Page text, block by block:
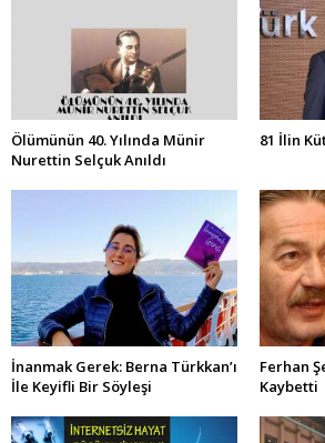
Ölümünün 40. Yılında Münir
Nurettin Selçuk Anıldı
81 İlin
İnanmak Gerek: Berna Türkkan’ı
İle Keyifli Bir Söyleşi
Ferhan
Kaybetti